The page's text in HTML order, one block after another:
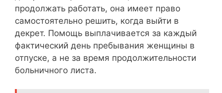
продолжать работать, она имеет право
самостоятельно решить, когда выйти в
декрет. Помощь выплачивается за каждый
фактический день пребывания женщины в
отпуске, а не за время продолжительности
больничного листа.